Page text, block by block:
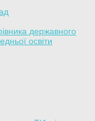
державного
освіти